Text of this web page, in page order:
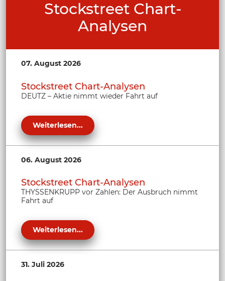
Stockstreet Chart-
Analysen
07. August 2026
Stockstreet Chart-Analysen
DEUTZ – Aktie nimmt wieder Fahrt auf
Weiterlesen...
06. August 2026
Stockstreet Chart-Analysen
THYSSENKRUPP vor Zahlen: Der Ausbruch nimmt
Fahrt auf
Weiterlesen...
31. Juli 2026